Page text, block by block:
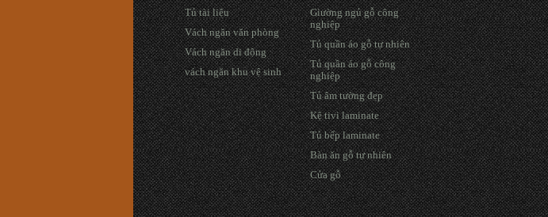
Tủ tài liệu
Vách ngăn văn phòng
Vách ngăn di động
vách ngăn khu vệ sinh
Giường ngủ gỗ công
nghiệp
Tủ quần áo gỗ tự nhiên
Tủ quần áo gỗ công
nghiệp
Tủ âm tường đẹp
Kệ tivi laminate
Tủ bếp laminate
Bàn ăn gỗ tự nhiên
Cửa gỗ